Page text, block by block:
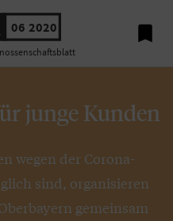
06 2020 
junge Kunden
wegen der Corona-
sind, organisieren
gemeinsam